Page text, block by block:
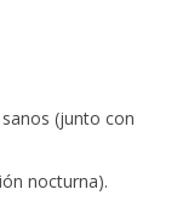
(junto con
nocturna).